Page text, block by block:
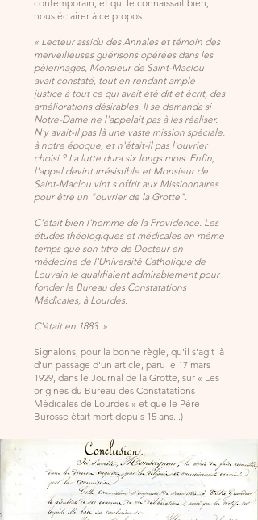
contemporain, et qui le connaissait bien,
nous éclairer à ce propos :
« Lecteur assidu des Annales et témoin des
merveilleuses guérisons opérées dans les
pèlerinages, Monsieur de Saint-Maclou
avait constaté, tout en rendant ample
justice à tout ce qui avait été dit et écrit, des
améliorations désirables. Il se demanda si
Notre-Dame ne l'appelait pas à les réaliser.
N'y avait-il pas là une vaste mission spéciale,
à notre époque, et n'était-il pas l'ouvrier
choisi ? La lutte dura six longs mois. Enfin,
l'appel devint irrésistible et Monsieur de
Saint-Maclou vint s'offrir aux Missionnaires
pour être un "ouvrier de la Grotte".
C'était bien l'homme de la Providence. Les
études théologiques et médicales en même
temps que son titre de Docteur en
médecine de l'Université Catholique de
Louvain le qualifiaient admirablement pour
fonder le Bureau des Constatations
Médicales, à Lourdes.
C'était en 1883. »
Signalons, pour la bonne règle, qu'il s'agit là
d'un passage d'un article, paru le 17 mars
1929, dans le Journal de la Grotte, sur « Les
origines du Bureau des Constatations
Médicales de Lourdes » et que le Père
Burosse était mort depuis 15 ans...)